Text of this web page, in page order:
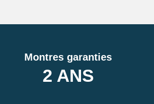
Montres garanties
2 ANS